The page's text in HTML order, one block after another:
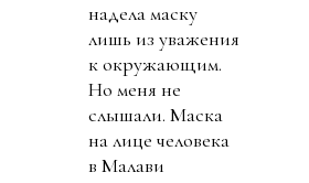
надела маску
лишь из уважения
к окружающим.
Но меня не
слышали. Маска
на лице человека
в Малави